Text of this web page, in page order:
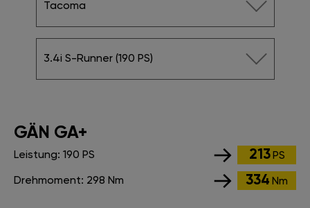
Tacoma
3.4i S-Runner (190 PS)
GÄN GA+
Leistung: 190 PS 213 PS
Drehmoment: 298 Nm 334 Nm